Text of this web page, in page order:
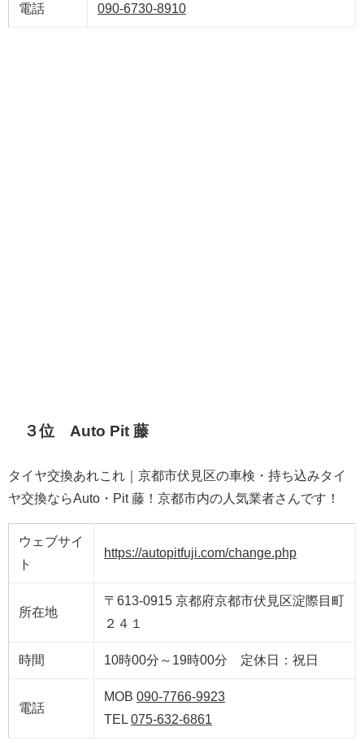
電話 090-6730-8910
３位 Auto Pit 藤
タイヤ交換あれこれ｜京都市伏見区の車検・持ち込みタイ
ヤ交換ならAuto・Pit 藤！京都市内の人気業者さんです！
ウェブサイ
ト
https://autopitfuji.com/change.php
所在地
〒613-0915 京都府京都市伏見区淀際目町
２４１
時間 10時00分～19時00分 定休日：祝日
電話
MOB 090-7766-9923
TEL 075-632-6861